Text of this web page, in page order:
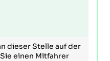
dieser Stelle auf der
einen Mitfahrer